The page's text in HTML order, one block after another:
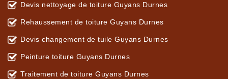
Devis nettoyage de toiture Guyans Durnes
Rehaussement de toiture Guyans Durnes
Devis changement de tuile Guyans Durnes
Peinture toiture Guyans Durnes
Traitement de toiture Guyans Durnes